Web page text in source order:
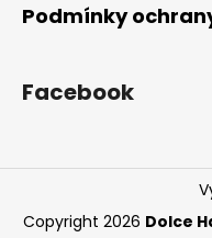
Podmínky
Facebook
Copyright 2026 Dolce